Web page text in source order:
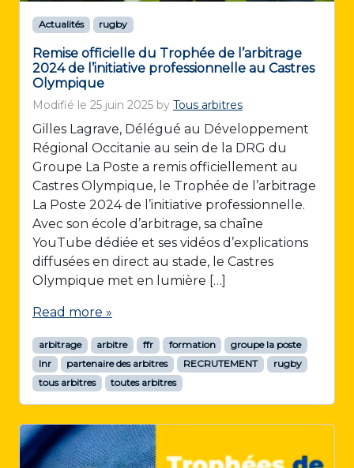
Actualités rugby
Remise officielle du Trophée de l’arbitrage
2024 de l’initiative professionnelle au Castres
Olympique
Modifié le 25 juin 2025 by Tous arbitres
Gilles Lagrave, Délégué au Développement
Régional Occitanie au sein de la DRG du
Groupe La Poste a remis officiellement au
Castres Olympique, le Trophée de l’arbitrage
La Poste 2024 de l’initiative professionnelle.
Avec son école d’arbitrage, sa chaîne
YouTube dédiée et ses vidéos d’explications
diffusées en direct au stade, le Castres
Olympique met en lumière […]
Read more »
arbitrage arbitre ffr formation
groupe la poste
lnr
partenaire des arbitres RECRUTEMENT
rugby
tous arbitres
toutes arbitres